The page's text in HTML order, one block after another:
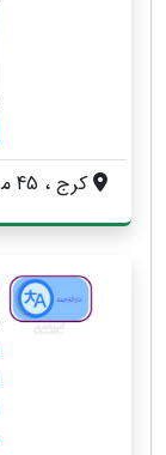
کرج ، 45 متری گلشهر ، ابتدای خیابان درختی ، مقابل برج آرمانی (بازار موبایل مرکزی) ، جنب املاک درختی ، ساختمان نرگس (موبایل سنتر) ، واحد 5